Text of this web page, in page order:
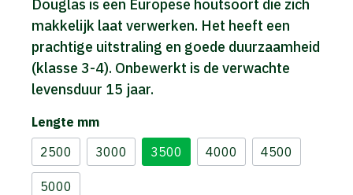
Douglas is een Europese houtsoort die zich
makkelijk laat verwerken. Het heeft een
prachtige uitstraling en goede duurzaamheid
(klasse 3-4). Onbewerkt is de verwachte
levensduur 15 jaar.
Lengte mm
2500
3000 3500 4000 4500
5000